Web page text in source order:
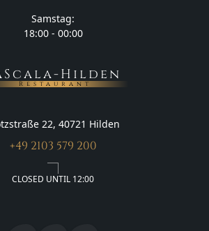
Samstag:
18:00 - 00:00
Hilden
Restaurant
22, 40721 Hilden
+49 2103 579 200
CLOSED UNTIL 12:00